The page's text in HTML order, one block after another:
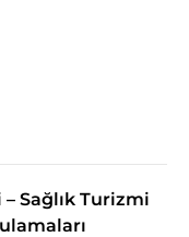
Sağlık Turizmi